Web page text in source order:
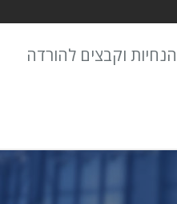
הנחיות וקבצים להורדה